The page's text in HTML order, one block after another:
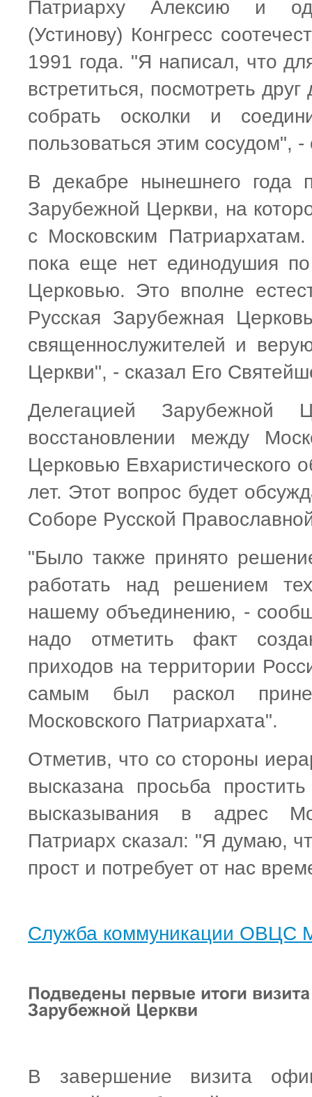
Патриарху Алексию и
(Устинову) Конгресс
1991 года. "Я написал, что
встретиться, посмотреть
собрать осколки и
пользоваться этим сосудом",
В декабре нынешнего года
Зарубежной Церкви, на
с Московским
пока еще нет единодушия
Церковью. Это вполне
Русская Зарубежная
священнослужителей и
Церкви", - сказал Его
Делегацией
восстановлении между
Церковью Евхаристического
лет. Этот вопрос будет
Соборе Русской
"Было также принято
работать над решением
нашему объединению, -
надо отметить факт
приходов на территории
самым был раскол
Московского Патриархата".
Отметив, что со стороны
высказана просьба
высказывания в адрес
Патриарх сказал: "Я думаю,
прост и потребует от нас
Служба коммуникации ОВЦС
В завершение визита